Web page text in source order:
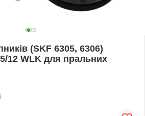
(SKF 6305, 6306)
12 WLK для пральних